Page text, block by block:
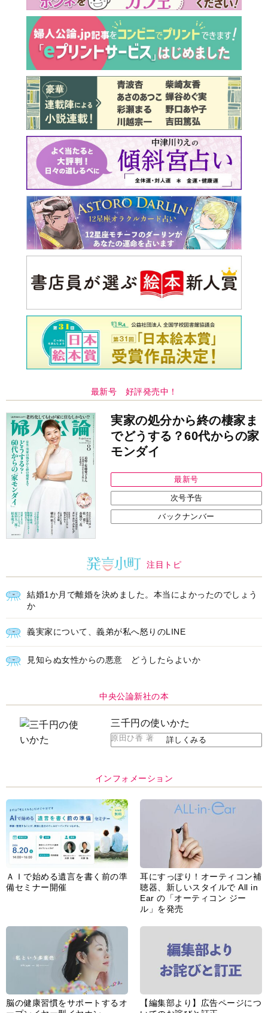
最新号 好評発売中！
実家の処分から終の棲家ま
でどうする？60代からの家
モンダイ
最新号
次号予告
バックナンバー
注目トピ
結婚1か月で離婚を決めました。本当によかったのでしょう
か
義実家について、義弟が私へ怒りのLINE
見知らぬ女性からの悪意 どうしたらよいか
中央公論新社の本
三千円の使いかた
原田ひ香 著 詳しくみる
インフォメーション
ＡＩで始める遺言を書く前の準
備セミナー開催
耳にすっぽり！オーティコン補
聴器、新しいスタイルで All in
Ear の「オーティコン ジー
ル」を発売
脳の健康習慣をサポートするオ
【編集部より】広告ページにつ